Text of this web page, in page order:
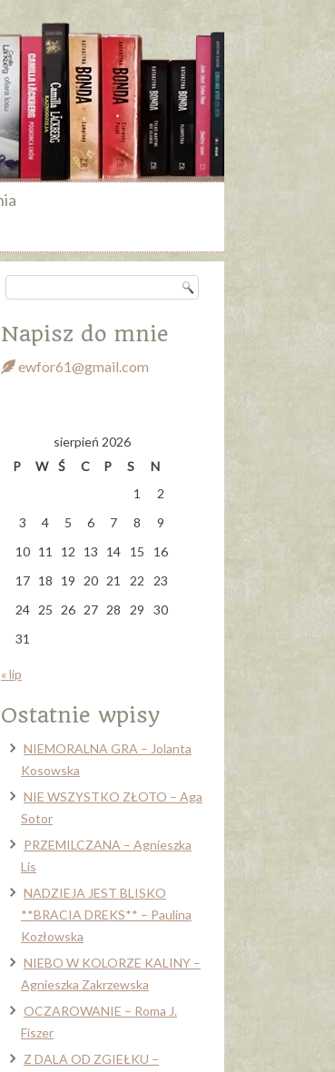
Napisz do mnie
ewfor61@gmail.com
sierpień 2026
P
W Ś C P S
N
1
2
3
4 5 6 7 8
9
10
11 12 13 14 15
16
17
18 19 20 21 22
23
24
25 26 27 28 29
30
31
« lip
Ostatnie wpisy
NIEMORALNA GRA – Jolanta
Kosowska
NIE WSZYSTKO ZŁOTO – Aga
Sotor
PRZEMILCZANA – Agnieszka
Lis
NADZIEJA JEST BLISKO
**BRACIA DREKS** – Paulina
Kozłowska
NIEBO W KOLORZE KALINY –
Agnieszka Zakrzewska
OCZAROWANIE – Roma J.
Fiszer
Z DALA OD ZGIEŁKU –